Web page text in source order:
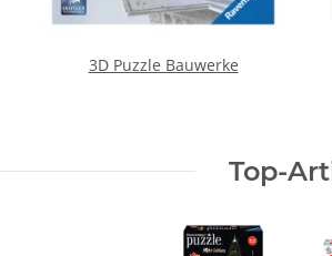
3D Puzzle Bauwerke
Top-